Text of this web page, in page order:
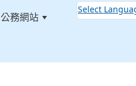
公務網站
Select